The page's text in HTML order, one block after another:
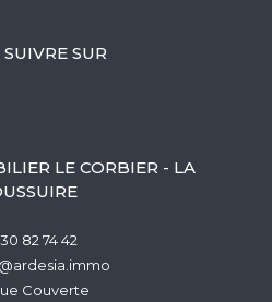
SUR
LE CORBIER - LA
82 74 42
Couverte